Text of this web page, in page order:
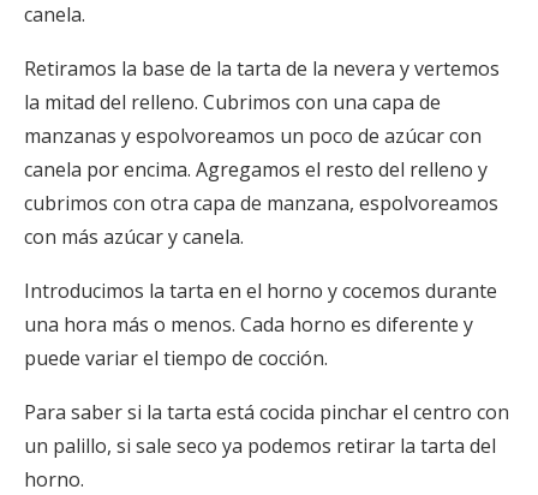
canela.
Retiramos la base de la tarta de la nevera y vertemos
la mitad del relleno. Cubrimos con una capa de
manzanas y espolvoreamos un poco de azúcar con
canela por encima. Agregamos el resto del relleno y
cubrimos con otra capa de manzana, espolvoreamos
con más azúcar y canela.
Introducimos la tarta en el horno y cocemos durante
una hora más o menos. Cada horno es diferente y
puede variar el tiempo de cocción.
Para saber si la tarta está cocida pinchar el centro con
un palillo, si sale seco ya podemos retirar la tarta del
horno.